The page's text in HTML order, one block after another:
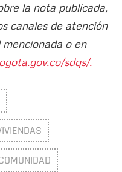
la nota publicada,
canales de atención
o en
sdqs/.